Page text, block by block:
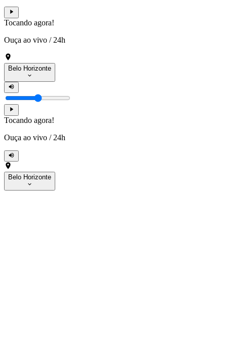
Tocando agora!
Ouça ao vivo / 24h
Belo Horizonte
Tocando agora!
Ouça ao vivo / 24h
Belo Horizonte